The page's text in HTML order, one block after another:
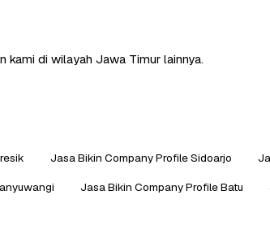
kami di wilayah Jawa Timur lainnya.
Jasa Bikin Company Profile Sidoarjo
Jasa Bikin Company Profile Batu